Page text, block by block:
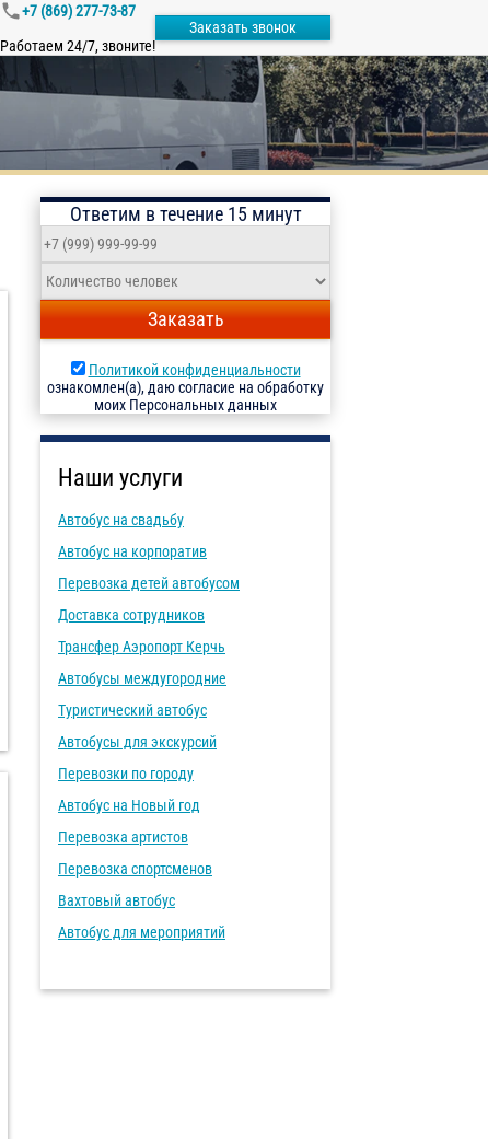
+7 (869) 277-73-87
Работаем 24/7, звоните!
Заказать звонок
Ответим в течение 15 минут
Заказать
Политикой конфиденциальности
ознакомлен(а), даю согласие на обработку
моих Персональных данных
Наши услуги
Автобус на свадьбу
Автобус на корпоратив
Перевозка детей автобусом
Доставка сотрудников
Трансфер Аэропорт Керчь
Автобусы междугородние
Туристический автобус
Автобусы для экскурсий
Перевозки по городу
Автобус на Новый год
Перевозка артистов
Перевозка спортсменов
Вахтовый автобус
Автобус для мероприятий